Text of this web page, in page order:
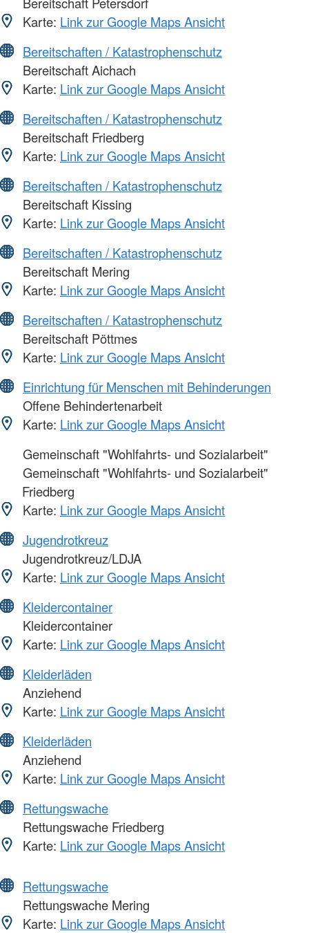
Karte: Link zur Google Maps Ansicht
Bereitschaften / Katastrophenschutz
Bereitschaft Aichach
Karte: Link zur Google Maps Ansicht
Bereitschaften / Katastrophenschutz
Bereitschaft Friedberg
Karte: Link zur Google Maps Ansicht
Bereitschaften / Katastrophenschutz
Bereitschaft Kissing
Karte: Link zur Google Maps Ansicht
Bereitschaften / Katastrophenschutz
Bereitschaft Mering
Karte: Link zur Google Maps Ansicht
Bereitschaften / Katastrophenschutz
Bereitschaft Pöttmes
Karte: Link zur Google Maps Ansicht
Einrichtung für Menschen mit Behinderungen
Offene Behindertenarbeit
Karte: Link zur Google Maps Ansicht
Gemeinschaft "Wohlfahrts- und Sozialarbeit"
Gemeinschaft "Wohlfahrts- und Sozialarbeit"
Friedberg
Karte: Link zur Google Maps Ansicht
Jugendrotkreuz
Jugendrotkreuz/LDJA
Karte: Link zur Google Maps Ansicht
Kleidercontainer
Kleidercontainer
Karte: Link zur Google Maps Ansicht
Kleiderläden
Anziehend
Karte: Link zur Google Maps Ansicht
Kleiderläden
Anziehend
Karte: Link zur Google Maps Ansicht
Rettungswache
Rettungswache Friedberg
Karte: Link zur Google Maps Ansicht
Rettungswache
Rettungswache Mering
Karte: Link zur Google Maps Ansicht